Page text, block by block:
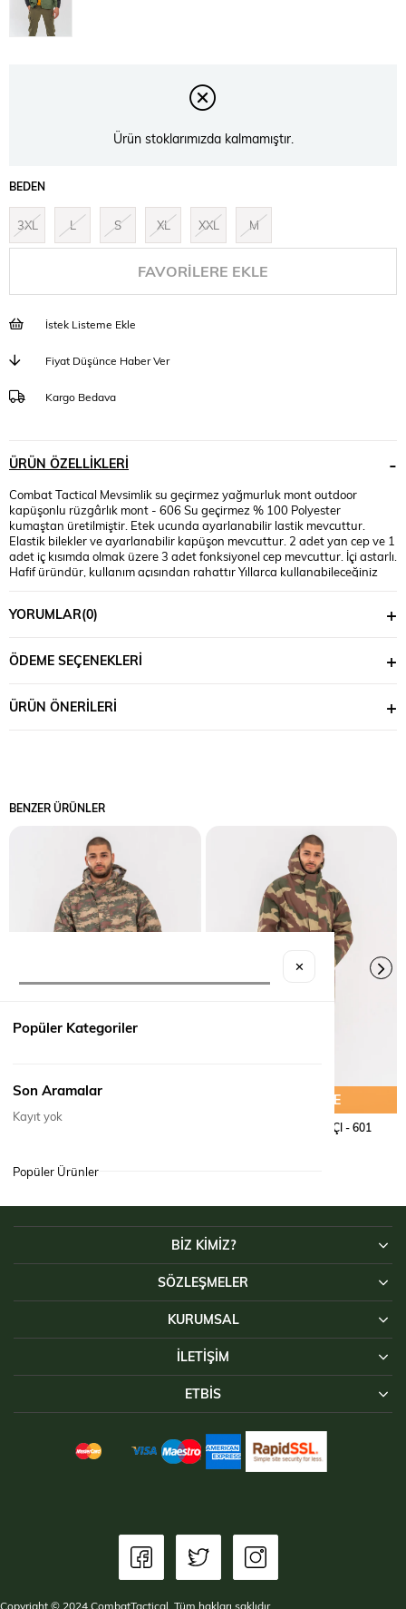
Ürün stoklarımızda kalmamıştır.
BEDEN
3XL L S XL XXL M
FAVORILERE EKLE
İstek Listeme Ekle
Fiyat Düşünce Haber Ver
Kargo Bedava
ÜRÜN ÖZELLIKLERI
Combat Tactical Mevsimlik su geçirmez yağmurluk mont outdoor
kapüşonlu rüzgârlık mont - 606 Su geçirmez % 100 Polyester
kumaştan üretilmiştir. Etek ucunda ayarlanabilir lastik mevcuttur.
Elastik bilekler ve ayarlanabilir kapüşon mevcuttur. 2 adet yan cep ve 1
adet iç kısımda olmak üzere 3 adet fonksiyonel cep mevcuttur. İçi astarlı.
Hafif üründür, kullanım açısından rahattır Yıllarca kullanabileceğiniz
rahatlığı ile kullanabilirsiniz. Her tarz kombinle kullanılabilen ürünü
Mevsimlik su geçirmez yağmurluk mont outdoor kapüşonlu rüzgârlık
mont taktik bisiklet, motosiklet, askeri, avcılık, balık tutma, tırmanış,
Tactical Mevsimlik su geçirmez yağmurluk mont outdoor kapüşonlu
rüzgârlık mont usta terzilerimiz tarafından dikilmektedir. Combat
YORUMLAR(0)
ÖDEME SEÇENEKLERI
ÜRÜN ÖNERILERI
BENZER ÜRÜNLER
SEPETE EKLE
YAĞMURLUK BALIKÇI - 601
SEPETE EKLE
YAĞMURLUK BALIKÇI - 601
BİZ KİMİZ?
SÖZLEŞMELER
KURUMSAL
İLETIŞIM
ETBİS
Copyright © 2024 CombatTactical. Tüm hakları saklıdır.
✕
Popüler Kategoriler
Son Aramalar
Kayıt yok
Popüler Ürünler